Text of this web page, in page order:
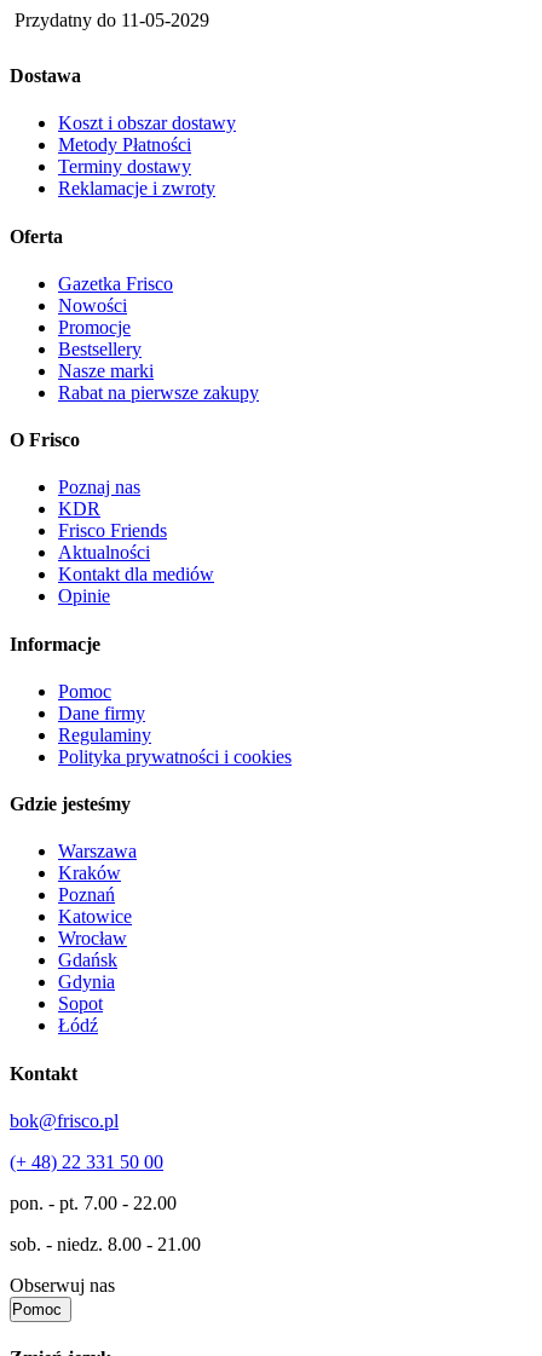
Przydatny do 11-05-2029
Dostawa
Koszt i obszar dostawy
Metody Płatności
Terminy dostawy
Reklamacje i zwroty
Oferta
Gazetka Frisco
Nowości
Promocje
Bestsellery
Nasze marki
Rabat na pierwsze zakupy
O Frisco
Poznaj nas
KDR
Frisco Friends
Aktualności
Kontakt dla mediów
Opinie
Informacje
Pomoc
Dane firmy
Regulaminy
Polityka prywatności i cookies
Gdzie jesteśmy
Warszawa
Kraków
Poznań
Katowice
Wrocław
Gdańsk
Gdynia
Sopot
Łódź
Kontakt
bok@frisco.pl
(+ 48) 22 331 50 00
pon. - pt. 7.00 - 22.00
sob. - niedz. 8.00 - 21.00
Obserwuj nas
Pomoc